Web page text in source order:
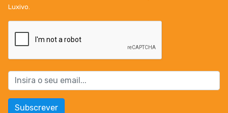
Luxivo.
Subscrever